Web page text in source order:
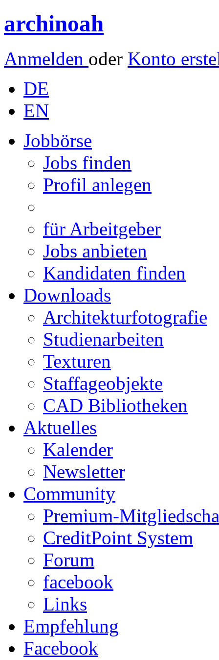
archinoah
Anmelden oder Konto
DE
EN
Jobbörse
Jobs finden
Profil anlegen
für Arbeitgeber
Jobs anbieten
Kandidaten finden
Downloads
Architekturfotografie
Studienarbeiten
Texturen
Staffageobjekte
CAD Bibliotheken
Aktuelles
Kalender
Newsletter
Community
Premium-
CreditPoint System
Forum
facebook
Links
Empfehlung
Facebook